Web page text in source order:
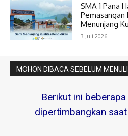
SMA 1 Pana
Pemasangan
Menunjang
3 Juli 2026
MOHON DIBACA SEBELUM
Berikut ini
dipertimbangkan